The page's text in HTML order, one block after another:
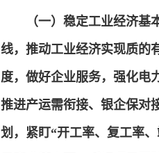
（一）稳定工业经济
线，推动工业经济实现质的
度，做好企业服务，强化电
推进产运需衔接、银企保对
划，紧盯“开工率、复工率